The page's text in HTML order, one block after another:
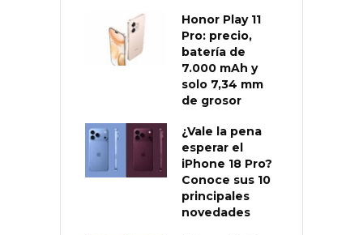
Honor Play 11
Pro: precio,
batería de
7.000 mAh y
solo 7,34 mm
de grosor
¿Vale la pena
esperar el
iPhone 18 Pro?
Conoce sus 10
principales
novedades